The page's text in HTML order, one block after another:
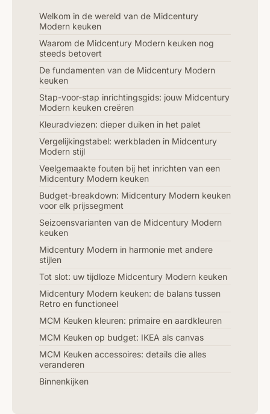
Welkom in de wereld van de Midcentury
Modern keuken
Waarom de Midcentury Modern keuken nog
steeds betovert
De fundamenten van de Midcentury Modern
keuken
Stap-voor-stap inrichtingsgids: jouw Midcentury
Modern keuken creëren
Kleuradviezen: dieper duiken in het palet
Vergelijkingstabel: werkbladen in Midcentury
Modern stijl
Veelgemaakte fouten bij het inrichten van een
Midcentury Modern keuken
Budget-breakdown: Midcentury Modern keuken
voor elk prijssegment
Seizoensvarianten van de Midcentury Modern
keuken
Midcentury Modern in harmonie met andere
stijlen
Tot slot: uw tijdloze Midcentury Modern keuken
Midcentury Modern keuken: de balans tussen
Retro en functioneel
MCM Keuken kleuren: primaire en aardkleuren
MCM Keuken op budget: IKEA als canvas
MCM Keuken accessoires: details die alles
veranderen
Binnenkijken